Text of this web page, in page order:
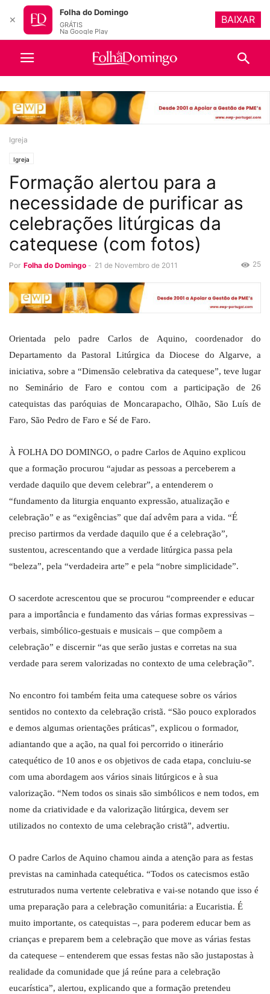
Igreja
Igreja
Formação alertou para a
necessidade de purificar as
celebrações litúrgicas da
catequese (com fotos)
Por Folha do Domingo - 21 de Novembro de 2011 25
Orientada pelo padre Carlos de Aquino, coordenador do
Departamento da Pastoral Litúrgica da Diocese do Algarve, a
iniciativa, sobre a “Dimensão celebrativa da catequese”, teve lugar
no Seminário de Faro e contou com a participação de 26
catequistas das paróquias de Moncarapacho, Olhão, São Luís de
Faro, São Pedro de Faro e Sé de Faro.
À FOLHA DO DOMINGO, o padre Carlos de Aquino explicou
que a formação procurou “ajudar as pessoas a perceberem a
verdade daquilo que devem celebrar”, a entenderem o
“fundamento da liturgia enquanto expressão, atualização e
celebração” e as “exigências” que daí advêm para a vida. “É
preciso partirmos da verdade daquilo que é a celebração”,
sustentou, acrescentando que a verdade litúrgica passa pela
“beleza”, pela “verdadeira arte” e pela “nobre simplicidade”.
O sacerdote acrescentou que se procurou “compreender e educar
para a importância e fundamento das várias formas expressivas –
verbais, simbólico-gestuais e musicais – que compõem a
celebração” e discernir “as que serão justas e corretas na sua
verdade para serem valorizadas no contexto de uma celebração”.
No encontro foi também feita uma catequese sobre os vários
sentidos no contexto da celebração cristã. “São pouco explorados
e demos algumas orientações práticas”, explicou o formador,
adiantando que a ação, na qual foi percorrido o itinerário
catequético de 10 anos e os objetivos de cada etapa, concluiu-se
com uma abordagem aos vários sinais litúrgicos e à sua
valorização. “Nem todos os sinais são simbólicos e nem todos, em
nome da criatividade e da valorização litúrgica, devem ser
utilizados no contexto de uma celebração cristã”, advertiu.
O padre Carlos de Aquino chamou ainda a atenção para as festas
previstas na caminhada catequética. “Todos os catecismos estão
estruturados numa vertente celebrativa e vai-se notando que isso é
uma preparação para a celebração comunitária: a Eucaristia. É
muito importante, os catequistas –, para poderem educar bem as
crianças e preparem bem a celebração que move as várias festas
da catequese – entenderem que essas festas não são justapostas à
realidade da comunidade que já reúne para a celebração
eucarística”, alertou, explicando que a formação pretendeu
✕
Folha do Domingo
GRÁTIS
Na Google Play
BAIXAR